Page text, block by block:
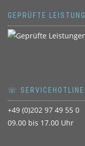
GEPRÜFTE LEISTUNG
☏ SERVICEHOTLINE
+49 (0)202 97 49 55 0
09.00 bis 17.00 Uhr